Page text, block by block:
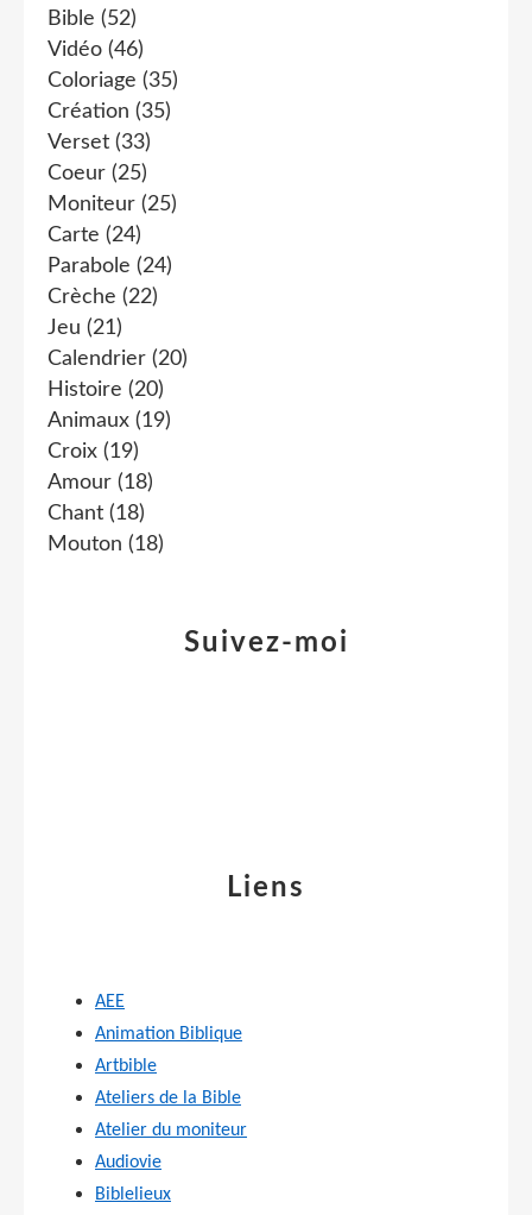
Bible (52)
Vidéo (46)
Coloriage (35)
Création (35)
Verset (33)
Coeur (25)
Moniteur (25)
Carte (24)
Parabole (24)
Crèche (22)
Jeu (21)
Calendrier (20)
Histoire (20)
Animaux (19)
Croix (19)
Amour (18)
Chant (18)
Mouton (18)
Suivez-moi
Liens
AEE
Animation Biblique
Artbible
Ateliers de la Bible
Atelier du moniteur
Audiovie
Biblelieux